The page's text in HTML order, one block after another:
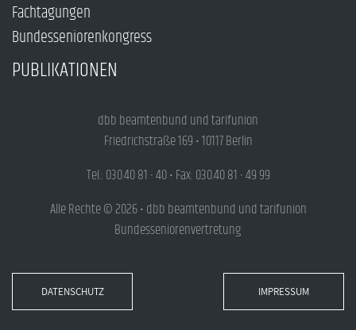
Fachtagungen
Bundesseniorenkongress
PUBLIKATIONEN
dbb beamtenbund und tarifunion
Friedrichstraße 169 • 10117 Berlin
Tel.: 030.40 81 - 40 • Fax: 030.40 81 - 49 99
Alle Rechte © 2026 • dbb beamtenbund und tarifunion
Bundesseniorenvertretung
DATENSCHUTZ IMPRESSUM